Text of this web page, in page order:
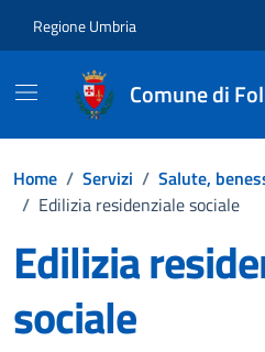
Regione Umbria
Comune di
Home / Servizi / Salute,
/ Edilizia residenziale sociale
Edilizia
sociale